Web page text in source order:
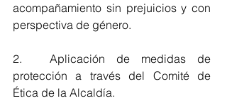
acompañamiento sin prejuicios y con
perspectiva de género.
2.	Aplicación de medidas de
protección a través del Comité de
Ética de la Alcaldía.